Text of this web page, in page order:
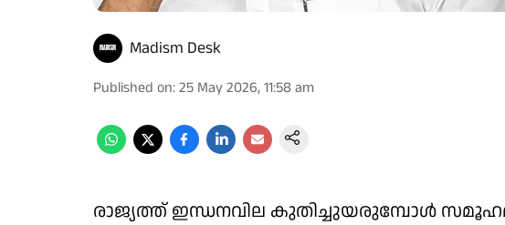
Madism Desk
Published on:25 May 2026, 11:58 am
രാജ്യത്ത് ഇന്ധനവില കുതിച്ചുയരുമ്പോൾ